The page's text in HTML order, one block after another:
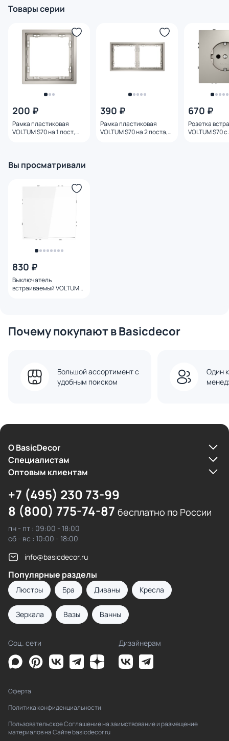
Товары серии
200 ₽
Рамка пластиковая
VOLTUM S70 на 1 пост,
390 ₽
Рамка пластиковая
VOLTUM S70 на 2 поста,
670 ₽
Розетка
VOLTUM S70 с
Вы просматривали
830 ₽
Выключатель
встраиваемый VOLTUM
Почему покупают в Basicdecor
Большой ассортимент с
удобным поиском
Один
О BasicDecor
Cпециалистам
Оптовым клиентам
+7 (495) 230 73-99
8 (800) 775-74-87 бесплатно по России
пн - пт : 09:00 - 18:00
сб - вс : 10:00 - 18:00
info@basicdecor.ru
Популярные разделы
Люстры Бра Диваны Кресла
Зеркала Вазы Ванны
Соц. сети Дизайнерам
Оферта
Политика конфиденциальности
Пользовательское Соглашение на заимствование и размещение
материалов на Сайте basicdecor.ru